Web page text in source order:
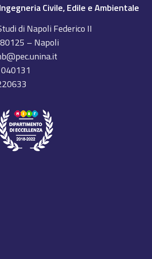
Civile, Edile e Ambientale
di Napoli Federico II
– Napoli